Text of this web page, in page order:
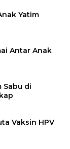
Yatim
Antar Anak
Sabu di
Vaksin HPV